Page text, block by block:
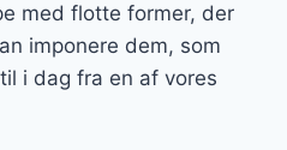
med flotte former, der
imponere dem, som
i dag fra en af vores